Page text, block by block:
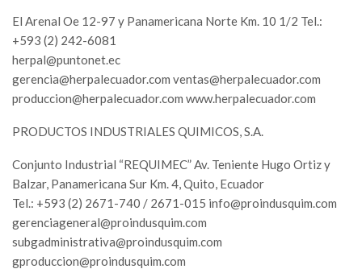
El Arenal Oe 12-97 y Panamericana Norte Km. 10 1/2 Tel.:
+593 (2) 242-6081
herpal@puntonet.ec
gerencia@herpalecuador.com ventas@herpalecuador.com
produccion@herpalecuador.com www.herpalecuador.com
PRODUCTOS INDUSTRIALES QUIMICOS, S.A.
Conjunto Industrial “REQUIMEC” Av. Teniente Hugo Ortiz y
Balzar, Panamericana Sur Km. 4, Quito, Ecuador
Tel.: +593 (2) 2671-740 / 2671-015 info@proindusquim.com
gerenciageneral@proindusquim.com
subgadministrativa@proindusquim.com
gproduccion@proindusquim.com